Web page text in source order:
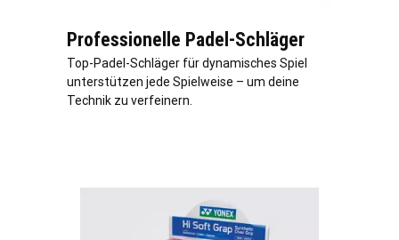
Professionelle Padel-Schläger
Top-Padel-Schläger für dynamisches Spiel
unterstützen jede Spielweise – um deine
Technik zu verfeinern.